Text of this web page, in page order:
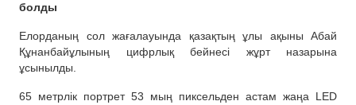
болды
Елорданың сол жағалауында қазақтың ұлы ақыны Абай
Құнанбайұлының цифрлық бейнесі жұрт назарына
ұсынылды.
65 метрлік портрет 53 мың пиксельден астам жаңа LED